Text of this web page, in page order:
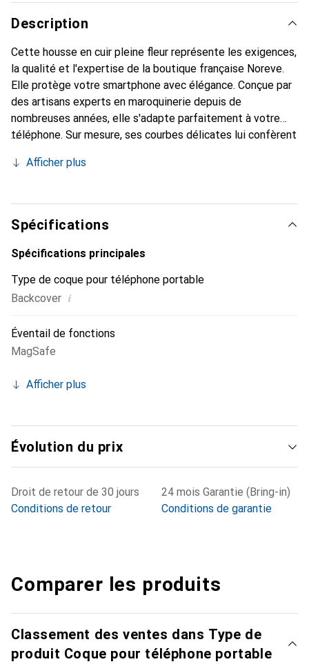
Description
Cette housse en cuir pleine fleur représente les exigences,
la qualité et l'expertise de la boutique française Noreve.
Elle protège votre smartphone avec élégance. Conçue par
des artisans experts en maroquinerie depuis de
nombreuses années, elle s'adapte parfaitement à votre
téléphone. Sur mesure, ses courbes délicates lui confèrent
chic et essentiel de votre smartphone. Reconnaître
marque Noreve est un choix sûr pour une clientèle
exigeante.
Afficher plus
Spécifications
Spécifications principales
Type de coque pour téléphone portable
Backcover i
Éventail de fonctions
MagSafe
Afficher plus
Évolution du prix
Droit de retour de 30 jours
Conditions de retour
24 mois Garantie (Bring-in)
Conditions de garantie
Comparer les produits
Classement des ventes dans Type de
produit Coque pour téléphone portable